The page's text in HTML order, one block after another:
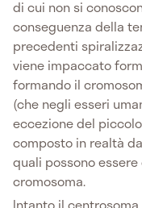
di cui non si
conseguenza della
precedenti
viene impaccato
formando il
(che negli esseri
eccezione del
composto in realtà
quali possono
cromosoma.